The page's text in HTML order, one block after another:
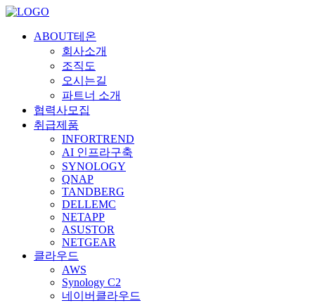
ABOUT테온
회사소개
조직도
오시는길
파트너 소개
협력사모집
취급제품
INFORTREND
AI 인프라구축
SYNOLOGY
QNAP
TANDBERG
DELLEMC
NETAPP
ASUSTOR
NETGEAR
클라우드
AWS
Synology C2
네이버클라우드